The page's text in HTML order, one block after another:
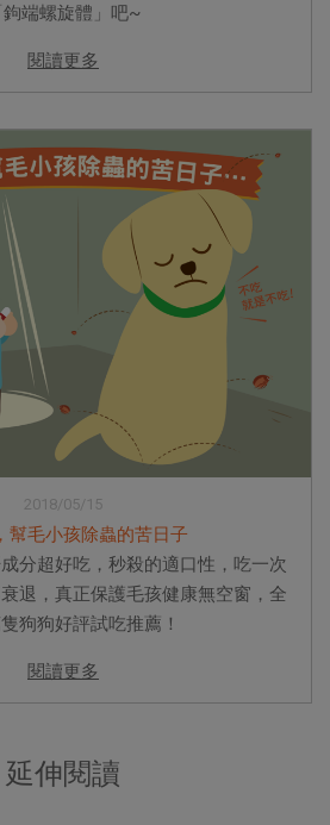
鉤端螺旋體」吧~
閱讀更多
2018/05/15
幫毛小孩除蟲的苦日子
分超好吃，秒殺的適口性，吃一次
退，真正保護毛孩健康無空窗，全
狗狗好評試吃推薦！
閱讀更多
延伸閱讀